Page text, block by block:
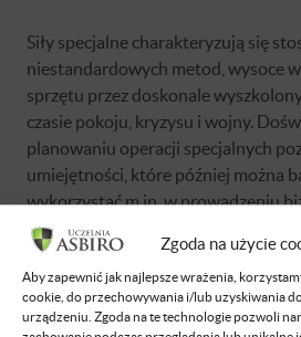
Zgoda na użycie
Aby zapewnić jak najlepsze wrażenia,
cookie, do przechowywania i/lub uzyskiwania
urządzeniu. Zgoda na te technologie pozwoli
Siły specjalne charakteryzują się
niestandardowych metod, wysoce
sprzętu przez doskonale
czasie pokoju, kryzysu i wojny.
planowaniu operacji specjalnych
umiejętności, które później można
wykorzystać m.in. w prowadzeniu
Wskazówki, które warto
• Wybierając ludzi do zespołu
różnorodności charakterów.
• Efekt synergii ma bardzo duże